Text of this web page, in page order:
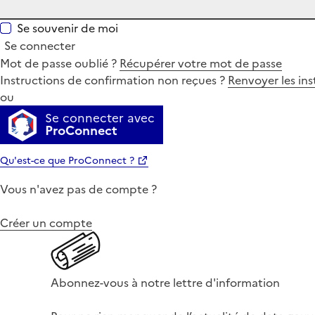
Se souvenir de moi
Se connecter
Mot de passe oublié ? Récupérer votre mot de passe
Instructions de confirmation non reçues ? Renvoyer les
ou
Se connecter avec
ProConnect
Qu'est-ce que ProConnect ?
Vous n'avez pas de compte ?
Créer un compte
Abonnez-vous à notre lettre d'information